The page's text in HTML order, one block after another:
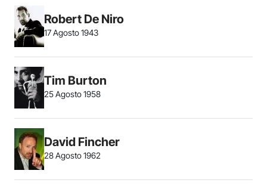
Robert De Niro
17 Agosto 1943
Tim Burton
25 Agosto 1958
David Fincher
28 Agosto 1962